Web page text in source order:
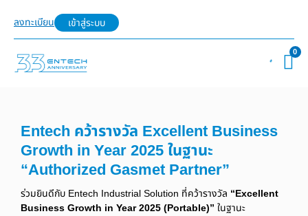
ลงทะเบียน เข้าสู่ระบบ
0
Entech คว้ารางวัล Excellent Business
Growth in Year 2025 ในฐานะ
“Authorized Gasmet Partner”
ร่วมยินดีกับ Entech Industrial Solution ที่คว้ารางวัล “Excellent
Business Growth in Year 2025 (Portable)” ในฐานะ